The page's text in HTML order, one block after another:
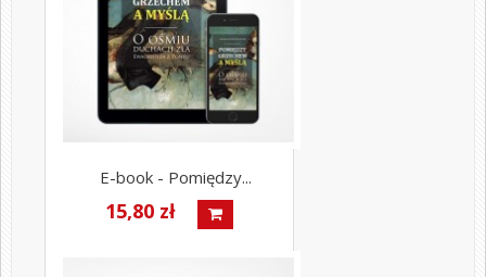
E-book - Pomiędzy...
15,80 zł